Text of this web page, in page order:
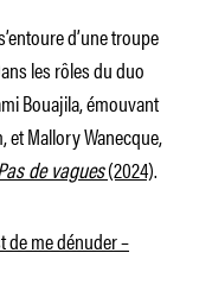
d’une troupe
les rôles du duo
Bouajila, émouvant
et Mallory Wanecque,
de vagues(2024).
de me dénuder –